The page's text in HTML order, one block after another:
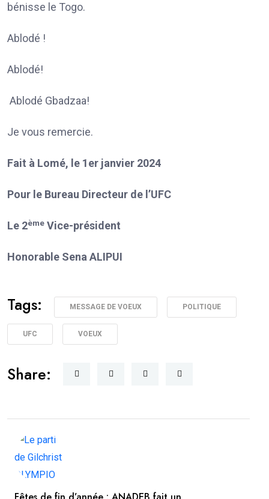
bénisse le Togo.
Ablodé !
Ablodé!
Ablodé Gbadzaa!
Je vous remercie.
Fait à Lomé, le 1er janvier 2024
Pour le Bureau Directeur de l’UFC
Le 2ème Vice-président
Honorable Sena ALIPUI
Tags: MESSAGE DE VOEUX POLITIQUE
UFC VOEUX
Share: